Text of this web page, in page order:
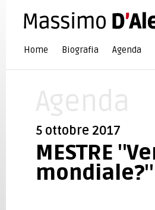
Home Biografia Agenda
5 ottobre 2017
MESTRE
mondiale?"